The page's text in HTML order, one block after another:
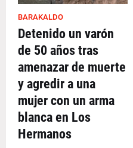
BARAKALDO
Detenido un varón
de 50 años tras
amenazar de muerte
y agredir a una
mujer con un arma
blanca en Los
Hermanos